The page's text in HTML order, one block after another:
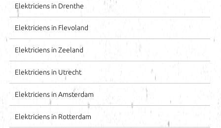
Elektriciens in Drenthe
Elektriciens in Flevoland
Elektriciens in Zeeland
Elektriciens in Utrecht
Elektriciens in Amsterdam
Elektriciens in Rotterdam